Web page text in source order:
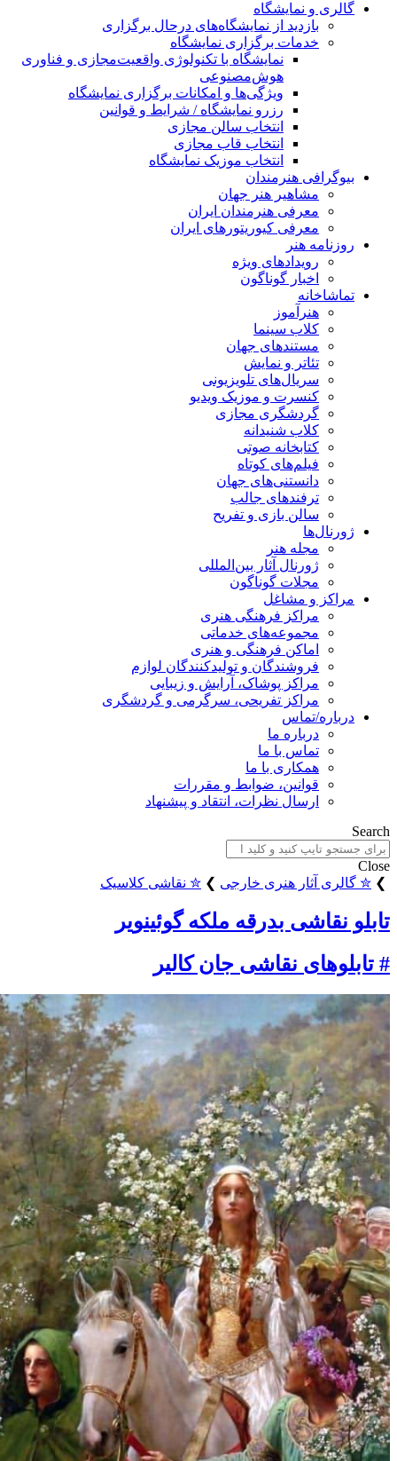
و نمایشگاه
بازدید از نمایشگاه‌های درحال برگزاری
خدمات برگزاری نمایشگاه
نمایشگاه با تکنولوژی واقعیت‌مجازی و فناوری
هوش‌مصنوعی
ویژگی‌ها و امکانات برگزاری نمایشگاه
رزرو نمایشگاه / شرایط و قوانین
انتخاب سالن مجازی
انتخاب قاب مجازی
انتخاب موزیک نمایشگاه
هنرمندان
مشاهیر هنر جهان
معرفی هنرمندان ایران
معرفی کیوریتورهای ایران
هنر
رویدادهای ویژه
اخبار گوناگون
هنرآموز
کلاب سینما
مستندهای جهان
تئاتر و نمایش
سریال‌های تلویزیونی
کنسرت و موزیک ویدیو
گردشگری مجازی
کلاب شنیدانه
کتابخانه صوتی
فیلم‌های کوتاه
دانستنی‌های جهان
ترفندهای جالب
سالن بازی و تفریح
مجله هنر
ژورنال آثار بین‌المللی
مجلات گوناگون
و مشاغل
مراکز فرهنگی هنری
مجموعه‌های خدماتی
اماکن فرهنگی و هنری
فروشندگان و تولیدکنندگان لوازم
مراکز پوشاک، آرایش و زیبایی
مراکز تفریحی، سرگرمی و گردشگری
تماس
درباره ما
تماس با ما
همکاری با ما
قوانین، ضوابط و مقررات
ارسال نظرات، انتقاد و پیشنهاد
آثار هنری خارجی ❯ ✮ نقاشی کلاسیک
نقاشی بدرقه ملکه گوئینویر
نقاشی جان کالیر